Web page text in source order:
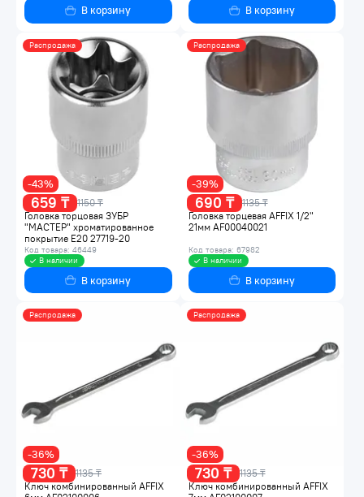
В корзину В корзину
Распродажа
659 ₸ 1150 ₸
-43%
Головка торцовая ЗУБР
"МАСТЕР" хроматированное
покрытие E20 27719-20
Код товара: 46449
В наличии
В корзину
Распродажа
690 ₸ 1135 ₸
-39%
Головка торцевая AFFIX 1/2"
21мм AF00040021
Код товара: 67982
В наличии
В корзину
Распродажа
730 ₸ 1135 ₸
-36%
Ключ комбинированный AFFIX
Распродажа
730 ₸ 1135 ₸
-36%
Ключ комбинированный AFFIX